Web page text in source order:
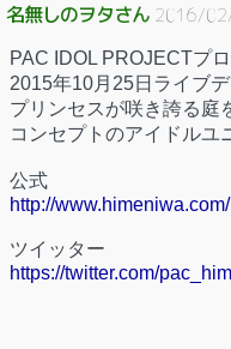
名無しのヲタさん 2016/
PAC IDOL PROJECTプ
2015年10月25日ライブ
プリンセスが咲き誇る庭
コンセプトのアイドルユ
公式
http://www.himeniwa.com/
ツイッター
https://twitter.com/